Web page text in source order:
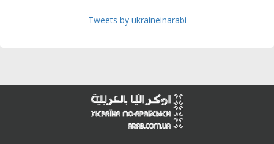
Tweets by ukraineinarabi